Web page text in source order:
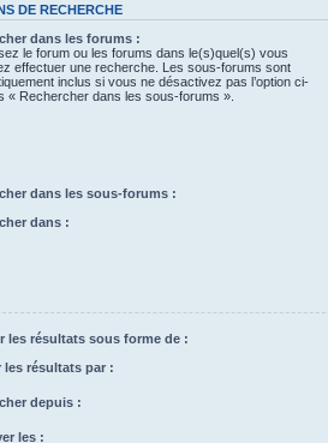
DE RECHERCHE
dans les forums :
le forum ou les forums dans le(s)quel(s) vous
effectuer une recherche. Les sous-forums sont
inclus si vous ne désactivez pas l’option ci-
« Rechercher dans les sous-forums ».
dans les sous-forums :
dans :
les résultats sous forme de :
les résultats par :
depuis :
les :